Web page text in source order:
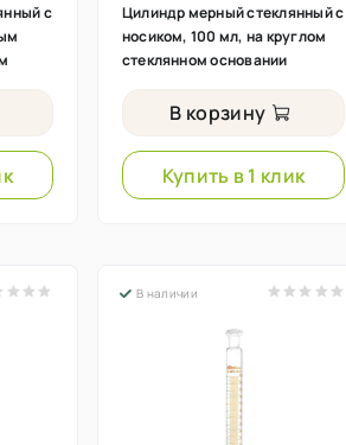
с
Цилиндр мерный стеклянный с
носиком, 100 мл, на круглом
стеклянном основании
В корзину
Купить в 1 клик
В наличии